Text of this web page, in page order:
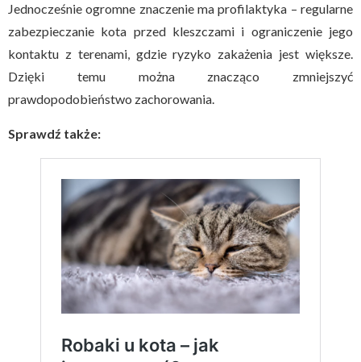
Jednocześnie ogromne znaczenie ma profilaktyka – regularne
zabezpieczanie kota przed kleszczami i ograniczenie jego
kontaktu z terenami, gdzie ryzyko zakażenia jest większe.
Dzięki temu można znacząco zmniejszyć
prawdopodobieństwo zachorowania.
Sprawdź także: